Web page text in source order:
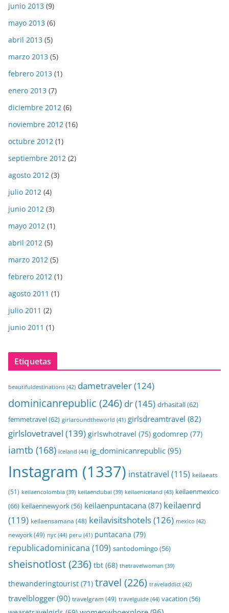
junio 2013 (9)
mayo 2013 (6)
abril 2013 (5)
marzo 2013 (5)
febrero 2013 (1)
enero 2013 (7)
diciembre 2012 (6)
noviembre 2012 (16)
octubre 2012 (1)
septiembre 2012 (2)
agosto 2012 (3)
julio 2012 (4)
junio 2012 (3)
mayo 2012 (1)
abril 2012 (5)
marzo 2012 (5)
febrero 2012 (1)
agosto 2011 (1)
julio 2011 (2)
junio 2011 (1)
Etiquetas
beautifuldestinations (42) dametraveler(124)
dominicanrepublic (246) dr(145) drhasitall(62)
femmetravel(62) girlaroundtheworld (41) girlsdreamtravel (82)
girlslovetravel (139) girlswhotravel (75) godomrep (77)
iamtb (168) iceland (44) ig_dominicanrepublic (95)
Instagram (1337) instatravel (115) keilaeats
(51) keilaencolombia (39) keilaendubai (39) keilaeniceland (43) keilaenmexico
(66) keilaennewyork(56) keilaenpuntacana (87) keilaenrd
(119) keilaensamana (48) keilavisitshotels(126) mexico (42)
newyork(49) nyc (44) peru (41) puntacana (79)
republicadominicana (109) santodomingo (56)
sheisnotlost(236) tbt (68) thetravelwoman (39)
thewanderingtourist (71) travel (226) traveladdict (42)
travelblogger (90) travelgram(49) travelguide (44) vacation (56)